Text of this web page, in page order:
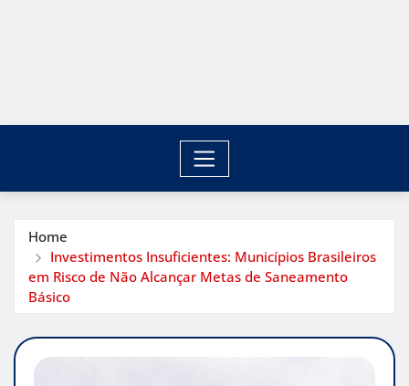
Home
Investimentos Insuficientes: Municípios Brasileiros
em Risco de Não Alcançar Metas de Saneamento
Básico